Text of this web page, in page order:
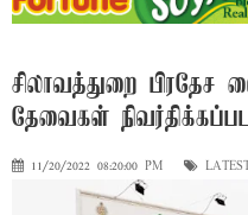
சிலாவத்துறை பிரதேச
தேவைகள்
11/20/2022 08:20:00 PM